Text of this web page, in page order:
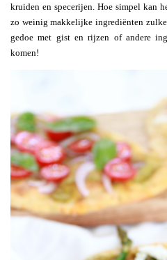
kruiden en specerijen. Hoe simpel kan
zo weinig makkelijke ingrediënten
gedoe met gist en rijzen of andere
komen!